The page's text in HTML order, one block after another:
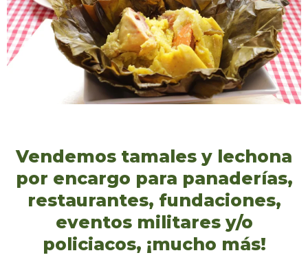
Vendemos tamales y lechona
por encargo para panaderías,
restaurantes, fundaciones,
eventos militares y/o
policiacos, ¡mucho más!